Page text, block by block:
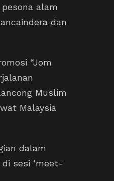
alam
dan
“Jom
Muslim
Malaysia
dalam
sesi ‘meet-